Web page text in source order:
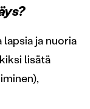
ja nuoria
lisätä